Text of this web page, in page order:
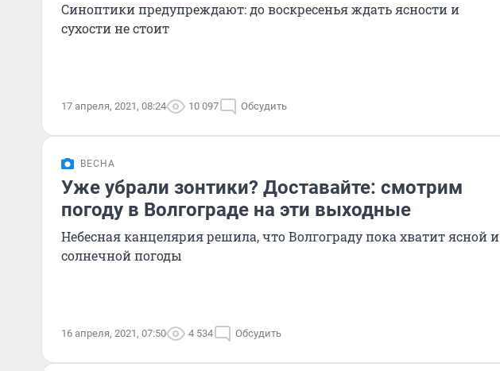
Синоптики предупреждают: до воскресенья ждать ясности и
сухости не стоит
17 апреля, 2021, 08:24 10 097 Обсудить
ВЕСНА
Уже убрали зонтики? Доставайте: смотрим
погоду в Волгограде на эти выходные
Небесная канцелярия решила, что Волгограду пока хватит ясной и
солнечной погоды
16 апреля, 2021, 07:50 4 534 Обсудить